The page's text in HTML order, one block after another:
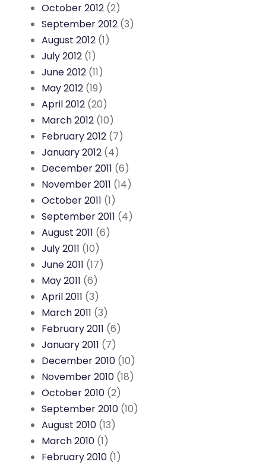
October 2012 (2)
September 2012 (3)
August 2012 (1)
July 2012 (1)
June 2012 (11)
May 2012 (19)
April 2012 (20)
March 2012 (10)
February 2012 (7)
January 2012 (4)
December 2011 (6)
November 2011 (14)
October 2011 (1)
September 2011 (4)
August 2011 (6)
July 2011 (10)
June 2011 (17)
May 2011 (6)
April 2011 (3)
March 2011 (3)
February 2011 (6)
January 2011 (7)
December 2010 (10)
November 2010 (18)
October 2010 (2)
September 2010 (10)
August 2010 (13)
March 2010 (1)
February 2010 (1)